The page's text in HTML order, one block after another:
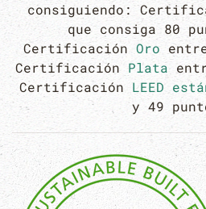
consiguiendo:
que consiga 80
Certificación Oro
Certificación Plata
Certificación LEED
y 49